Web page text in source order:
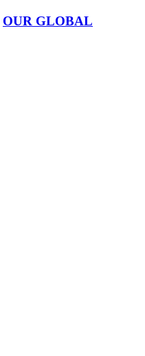
OUR GLOBAL